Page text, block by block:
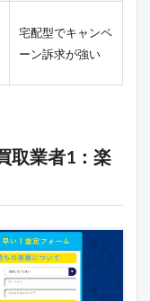
宅配型でキャンペ
ーン訴求が強い
取業者1：楽